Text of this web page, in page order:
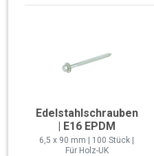
Edelstahlschrauben
| E16 EPDM
6,5 x 90 mm | 100 Stück |
Für Holz-UK